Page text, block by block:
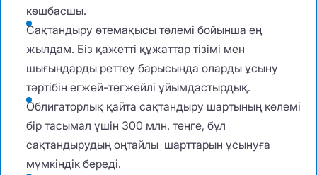
көшбасшы.
Сақтандыру өтемақысы төлемі бойынша ең
жылдам. Біз қажетті құжаттар тізімі мен
шығындарды реттеу барысында оларды ұсыну
тәртібін егжей-тегжейлі ұйымдастырдық.
Облигаторлық қайта сақтандыру шартының көлемі
бір тасымал үшін 300 млн. теңге, бұл
сақтандырудың оңтайлы шарттарын ұсынуға
мүмкіндік береді.